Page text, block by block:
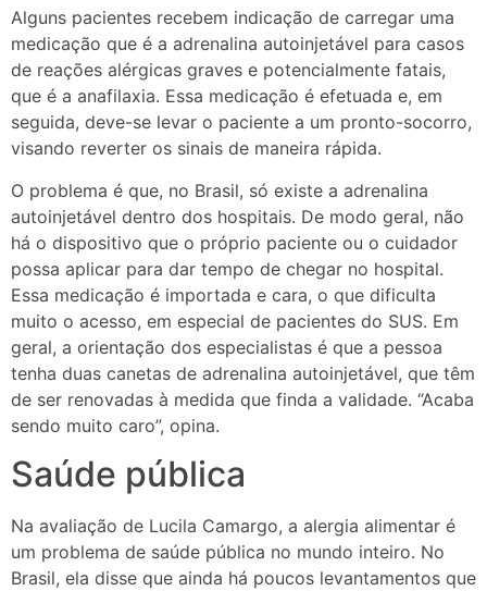
Alguns pacientes recebem indicação de carregar uma
medicação que é a adrenalina autoinjetável para casos
de reações alérgicas graves e potencialmente fatais,
que é a anafilaxia. Essa medicação é efetuada e, em
seguida, deve-se levar o paciente a um pronto-socorro,
visando reverter os sinais de maneira rápida.
O problema é que, no Brasil, só existe a adrenalina
autoinjetável dentro dos hospitais. De modo geral, não
há o dispositivo que o próprio paciente ou o cuidador
possa aplicar para dar tempo de chegar no hospital.
Essa medicação é importada e cara, o que dificulta
muito o acesso, em especial de pacientes do SUS. Em
geral, a orientação dos especialistas é que a pessoa
tenha duas canetas de adrenalina autoinjetável, que têm
de ser renovadas à medida que finda a validade. “Acaba
sendo muito caro”, opina.
Saúde pública
Na avaliação de Lucila Camargo, a alergia alimentar é
um problema de saúde pública no mundo inteiro. No
Brasil, ela disse que ainda há poucos levantamentos que